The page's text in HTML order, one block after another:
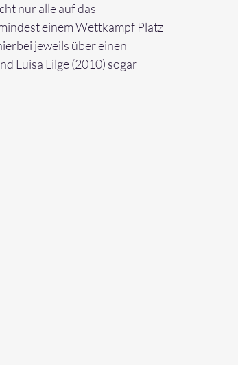
nur alle auf das
einem Wettkampf Platz
jeweils über einen
Luisa Lilge (2010) sogar